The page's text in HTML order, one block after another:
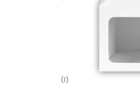
(1)